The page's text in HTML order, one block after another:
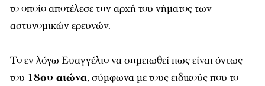
το οποίο αποτέλεσε την αρχή του νήματος των
αστυνομικών ερευνών.
Το εν λόγω Ευαγγέλιο να σημειωθεί πως είναι όντως
του 18ου αιώνα, σύμφωνα με τους ειδικούς που το